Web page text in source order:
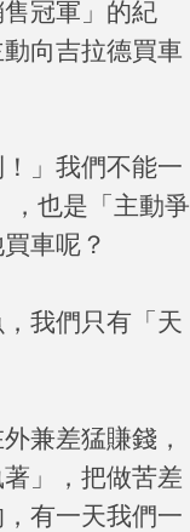
冠軍」的紀
向吉拉德買車
」我們不能一
，也是「主動爭
車呢？
我們只有「天
兼差猛賺錢，
」，把做苦差
有一天我們一